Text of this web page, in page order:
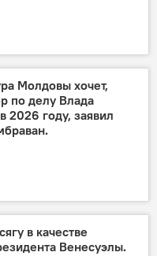
Молдовы хочет,
по делу Влада
2026 году, заявил
в качестве
Венесуэлы.